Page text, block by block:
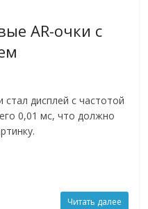
AR-очки с
дисплей с частотой
0,01 мс, что должно
Читать далее